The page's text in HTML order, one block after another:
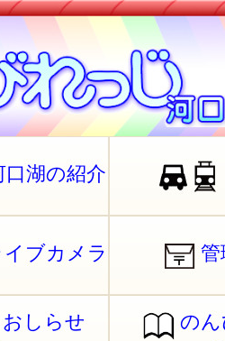
湖の紹介
ブカメラ
しらせ のん